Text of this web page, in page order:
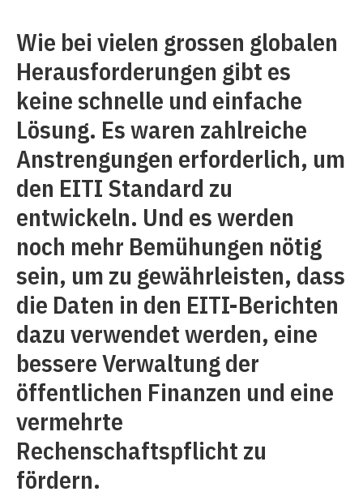
Wie bei vielen grossen globalen
Herausforderungen gibt es
keine schnelle und einfache
Lösung. Es waren zahlreiche
Anstrengungen erforderlich, um
den EITI Standard zu
entwickeln. Und es werden
noch mehr Bemühungen nötig
sein, um zu gewährleisten, dass
die Daten in den EITI-Berichten
dazu verwendet werden, eine
bessere Verwaltung der
öffentlichen Finanzen und eine
vermehrte
Rechenschaftspflicht zu
fördern.